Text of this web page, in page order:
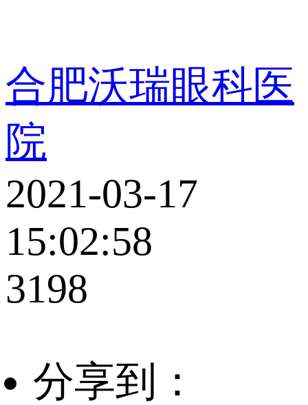
合肥沃瑞眼科医
院
2021-03-17
15:02:58
3198
分享到：